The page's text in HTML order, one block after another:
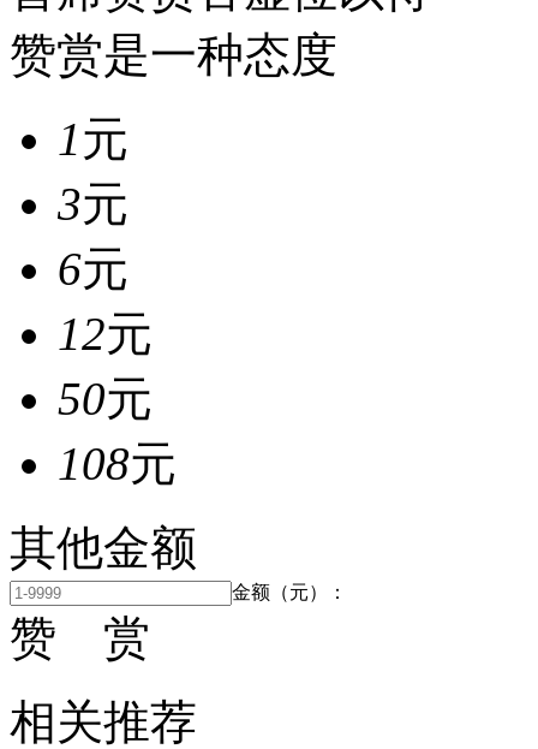
赞赏是一种态度
1元
3元
6元
12元
50元
108元
其他金额
金额（元）：
赞 赏
相关推荐